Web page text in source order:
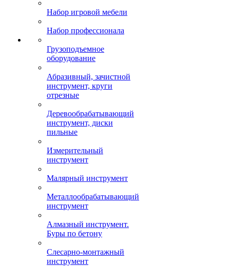
Набор игровой мебели
Набор профессионала
Грузоподъемное
оборудование
Абразивный, зачистной
инструмент, круги
отрезные
Деревообрабатывающий
инструмент, диски
пильные
Измерительный
инструмент
Малярный инструмент
Металлообрабатывающий
инструмент
Алмазный инструмент.
Буры по бетону
Слесарно-монтажный
инструмент